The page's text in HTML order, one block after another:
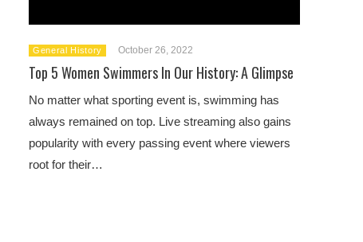
General History October 26, 2022
Top 5 Women Swimmers In Our History: A Glimpse
No matter what sporting event is, swimming has
always remained on top. Live streaming also gains
popularity with every passing event where viewers
root for their…